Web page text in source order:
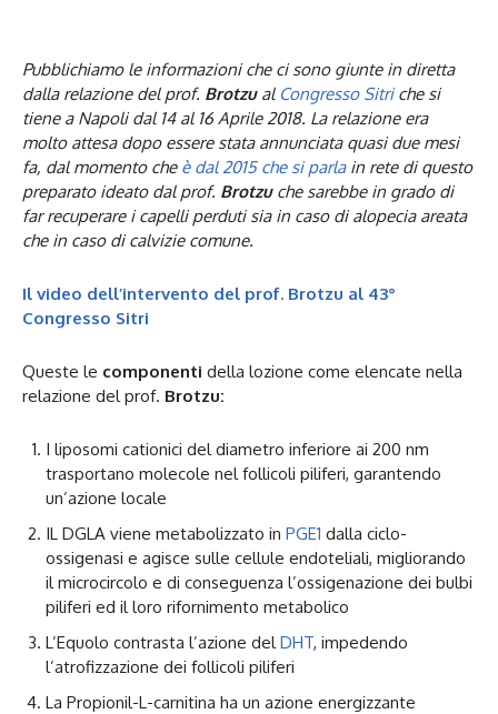
Pubblichiamo le informazioni che ci sono giunte in diretta
dalla relazione del prof. Brotzual Congresso Sitri che si
tiene a Napoli dal 14 al 16 Aprile 2018. La relazione era
molto attesa dopo essere stata annunciata quasi due mesi
fa, dal momento cheè dal 2015 che si parlain rete di questo
preparato ideato dal prof. Brotzuche sarebbe in grado di
far recuperare i capelli perduti sia in caso di alopecia areata
che in caso di calvizie comune.
Il video dell’intervento del prof. Brotzu al 43°
Congresso Sitri
Queste le componenti della lozione come elencate nella
relazione del prof. Brotzu:
I liposomi cationici del diametro inferiore ai 200 nm
trasportano molecole nel follicoli piliferi, garantendo
un’azione locale
IL DGLA viene metabolizzato in PGE1 dalla ciclo-
ossigenasi e agisce sulle cellule endoteliali, migliorando
il microcircolo e di conseguenza l’ossigenazione dei bulbi
piliferi ed il loro rifornimento metabolico
L’Equolo contrasta l’azione delDHT, impedendo
l’atrofizzazione dei follicoli piliferi
La Propionil-L-carnitina ha un azione energizzante